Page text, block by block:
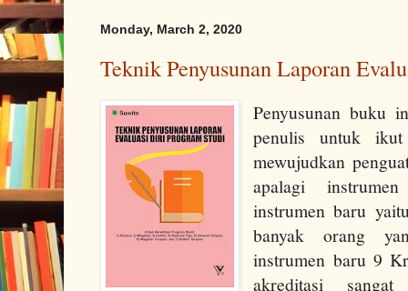
Monday, March 2, 2020
Teknik Penyusunan Laporan
Penyusunan buku
penulis untuk
mewujudkan
apalagi
instrumen baru
banyak orang
instrumen baru 9
akreditasi